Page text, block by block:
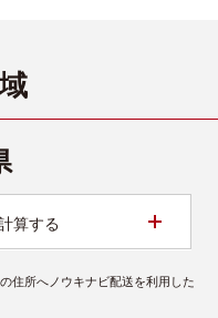
算する
住所へノウキナビ配送を利用した